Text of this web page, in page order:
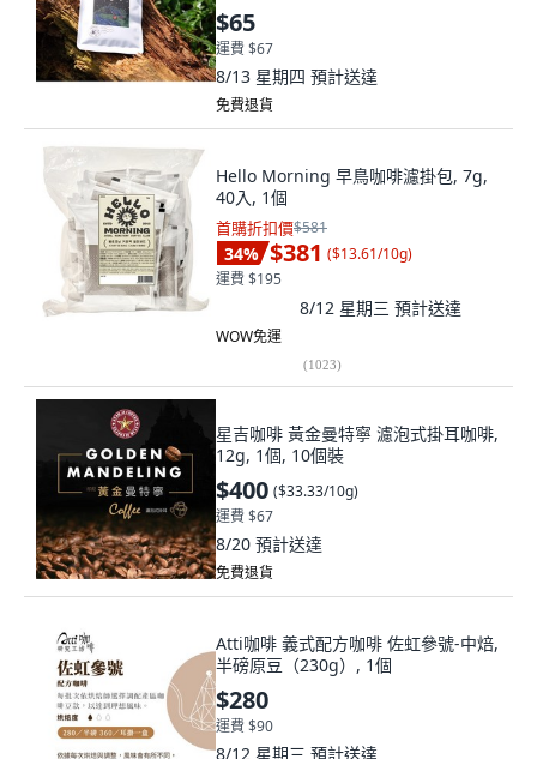
$65
運費 $67
8/13 星期四 預計送達
免費退貨
Hello Morning 早鳥咖啡濾掛包, 7g,
40入, 1個
首購折扣價$581
34% $381 ($13.61/10g)
運費 $195
8/12 星期三 預計送達
WOW免運
(1023)
星吉咖啡 黃金曼特寧 濾泡式掛耳咖啡,
12g, 1個, 10個裝
$400 ($33.33/10g)
運費 $67
8/20 預計送達
免費退貨
Atti咖啡 義式配方咖啡 佐虹參號-中焙,
半磅原豆（230g）, 1個
$280
運費 $90
8/12 星期三 預計送達